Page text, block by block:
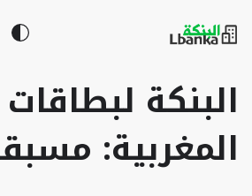
البنكة
المغربية: